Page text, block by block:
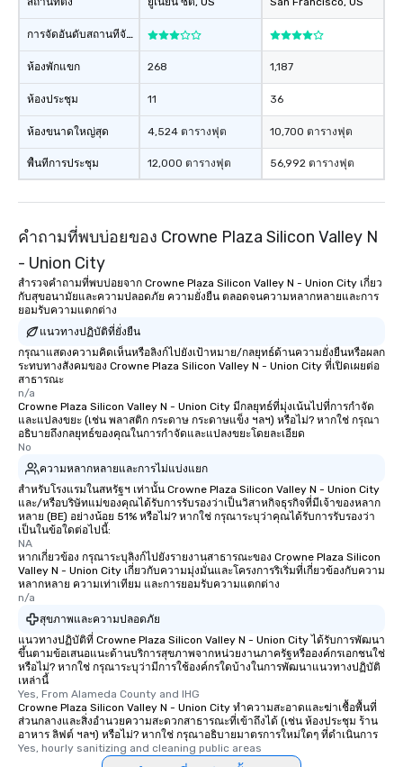
การจัดอันดับสถานที่จัดงาน
ห้องพักแขก
ห้องประชุม
ห้องขนาดใหญ่สุด
พื้นที่การประชุม
268
11
4,524 ตารางฟุต
12,000 ตารางฟุต
1,187
36
10,700 ตารางฟุต
56,992 ตารางฟุต
คำถามที่พบบ่อยของ Crowne Plaza Silicon Valley N
- Union City
สำรวจคำถามที่พบบ่อยจาก Crowne Plaza Silicon Valley N - Union City เกี่ยว
กับสุขอนามัยและความปลอดภัย ความยั่งยืน ตลอดจนความหลากหลายและการ
ยอมรับความแตกต่าง
แนวทางปฏิบัติที่ยั่งยืน
กรุณาแสดงความคิดเห็นหรือลิงก์ไปยังเป้าหมาย/กลยุทธ์ด้านความยั่งยืนหรือผลก
ระทบทางสังคมของ Crowne Plaza Silicon Valley N - Union City ที่เปิดเผยต่อ
สาธารณะ
n/a
Crowne Plaza Silicon Valley N - Union City มีกลยุทธ์ที่มุ่งเน้นไปที่การกำจัด
และแปลงขยะ (เช่น พลาสติก กระดาษ กระดาษแข็ง ฯลฯ) หรือไม่? หากใช่ กรุณา
อธิบายถึงกลยุทธ์ของคุณในการกำจัดและแปลงขยะโดยละเอียด
No
ความหลากหลายและการไม่แบ่งแยก
สำหรับโรงแรมในสหรัฐฯ เท่านั้น Crowne Plaza Silicon Valley N - Union City
และ/หรือบริษัทแม่ของคุณได้รับการรับรองว่าเป็นวิสาหกิจธุรกิจที่มีเจ้าของหลาก
หลาย (BE) อย่างน้อย 51% หรือไม่? หากใช่ กรุณาระบุว่าคุณได้รับการรับรองว่า
เป็นในข้อใดต่อไปนี้:
NA
หากเกี่ยวข้อง กรุณาระบุลิงก์ไปยังรายงานสาธารณะของ Crowne Plaza Silicon
Valley N - Union City เกี่ยวกับความมุ่งมั่นและโครงการริเริ่มที่เกี่ยวข้องกับความ
หลากหลาย ความเท่าเทียม และการยอมรับความแตกต่าง
n/a
สุขภาพและความปลอดภัย
แนวทางปฏิบัติที่ Crowne Plaza Silicon Valley N - Union City ได้รับการพัฒนา
ขึ้นตามข้อเสนอแนะด้านบริการสุขภาพจากหน่วยงานภาครัฐหรือองค์กรเอกชนใช่
หรือไม่? หากใช่ กรุณาระบุว่ามีการใช้องค์กรใดบ้างในการพัฒนาแนวทางปฏิบัติ
เหล่านี้
Yes, From Alameda County and IHG
Crowne Plaza Silicon Valley N - Union City ทำความสะอาดและฆ่าเชื้อพื้นที่
ส่วนกลางและสิ่งอำนวยความสะดวกสาธารณะที่เข้าถึงได้ (เช่น ห้องประชุม ร้าน
อาหาร ลิฟต์ ฯลฯ) หรือไม่? หากใช่ กรุณาอธิบายมาตรการใหม่ใดๆ ที่ดำเนินการ
Yes, hourly sanitizing and cleaning public areas